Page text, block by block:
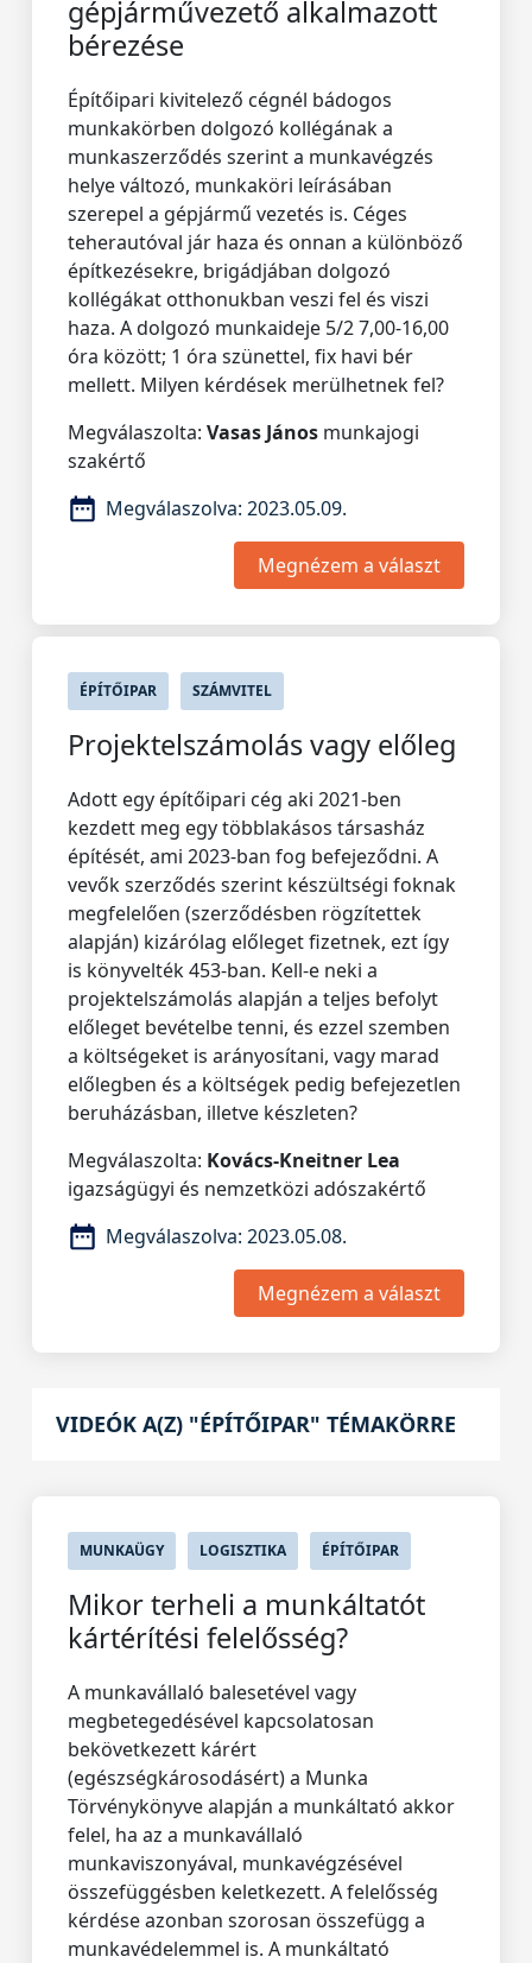
gépjárművezető alkalmazott
bérezése
Építőipari kivitelező cégnél bádogos
munkakörben dolgozó kollégának a
munkaszerződés szerint a munkavégzés
helye változó, munkaköri leírásában
szerepel a gépjármű vezetés is. Céges
teherautóval jár haza és onnan a különböző
építkezésekre, brigádjában dolgozó
kollégákat otthonukban veszi fel és viszi
haza. A dolgozó munkaideje 5/2 7,00-16,00
óra között; 1 óra szünettel, fix havi bér
mellett. Milyen kérdések merülhetnek fel?
Megválaszolta: Vasas János munkajogi
szakértő
Megválaszolva: 2023.05.09.
Megnézem a választ
ÉPÍTŐIPAR SZÁMVITEL
Projektelszámolás vagy előleg
Adott egy építőipari cég aki 2021-ben
kezdett meg egy többlakásos társasház
építését, ami 2023-ban fog befejeződni. A
vevők szerződés szerint készültségi foknak
megfelelően (szerződésben rögzítettek
alapján) kizárólag előleget fizetnek, ezt így
is könyvelték 453-ban. Kell-e neki a
projektelszámolás alapján a teljes befolyt
előleget bevételbe tenni, és ezzel szemben
a költségeket is arányosítani, vagy marad
előlegben és a költségek pedig befejezetlen
beruházásban, illetve készleten?
Megválaszolta: Kovács-Kneitner Lea
igazságügyi és nemzetközi adószakértő
Megválaszolva: 2023.05.08.
Megnézem a választ
VIDEÓK A(Z) "ÉPÍTŐIPAR" TÉMAKÖRRE
MUNKAÜGY LOGISZTIKA ÉPÍTŐIPAR
Mikor terheli a munkáltatót
kártérítési felelősség?
A munkavállaló balesetével vagy
megbetegedésével kapcsolatosan
bekövetkezett kárért
(egészségkárosodásért) a Munka
Törvénykönyve alapján a munkáltató akkor
felel, ha az a munkavállaló
munkaviszonyával, munkavégzésével
összefüggésben keletkezett. A felelősség
kérdése azonban szorosan összefügg a
munkavédelemmel is. A munkáltató